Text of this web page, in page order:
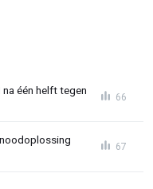
één helft tegen
66
67